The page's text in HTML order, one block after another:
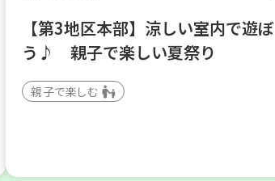
【第3地区本部】涼しい室内で遊ぼ
う♪ 親子で楽しい夏祭り
親子で楽しむ